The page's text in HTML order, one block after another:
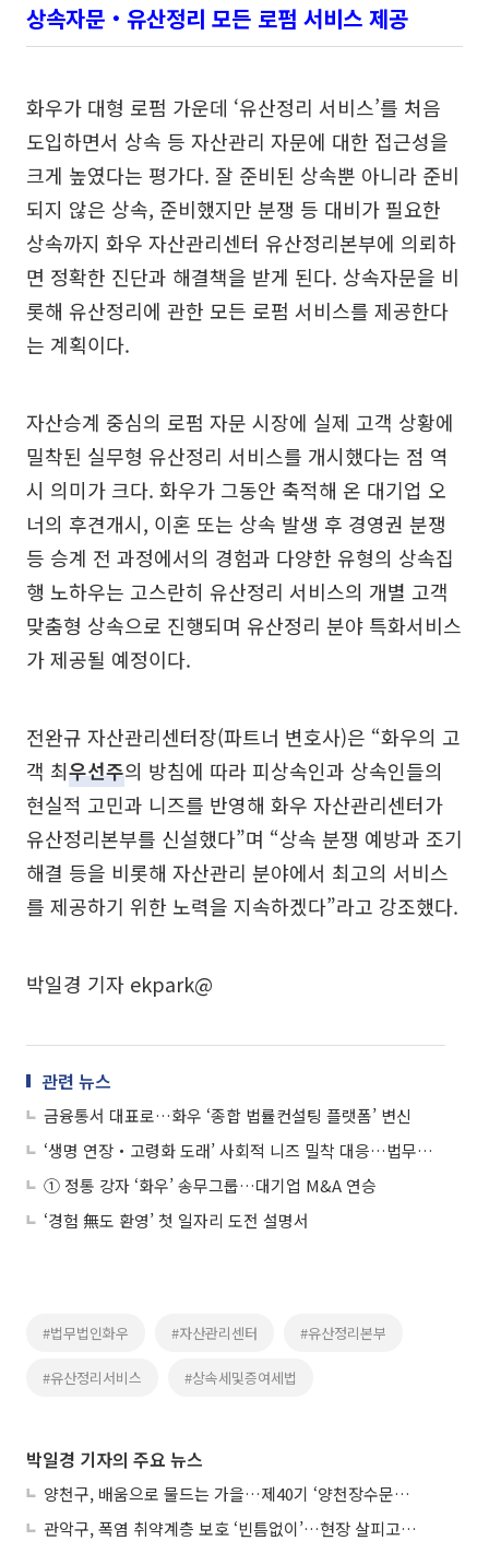
상속자문‧유산정리 모든 로펌 서비스 제공
화우가 대형 로펌 가운데 ‘유산정리 서비스’를 처음
도입하면서 상속 등 자산관리 자문에 대한 접근성을
크게 높였다는 평가다. 잘 준비된 상속뿐 아니라 준비
되지 않은 상속, 준비했지만 분쟁 등 대비가 필요한
상속까지 화우 자산관리센터 유산정리본부에 의뢰하
면 정확한 진단과 해결책을 받게 된다. 상속자문을 비
롯해 유산정리에 관한 모든 로펌 서비스를 제공한다
는 계획이다.
자산승계 중심의 로펌 자문 시장에 실제 고객 상황에
밀착된 실무형 유산정리 서비스를 개시했다는 점 역
시 의미가 크다. 화우가 그동안 축적해 온 대기업 오
너의 후견개시, 이혼 또는 상속 발생 후 경영권 분쟁
등 승계 전 과정에서의 경험과 다양한 유형의 상속집
행 노하우는 고스란히 유산정리 서비스의 개별 고객
맞춤형 상속으로 진행되며 유산정리 분야 특화서비스
가 제공될 예정이다.
전완규 자산관리센터장(파트너 변호사)은 “화우의 고
객 최우선주의 방침에 따라 피상속인과 상속인들의
현실적 고민과 니즈를 반영해 화우 자산관리센터가
유산정리본부를 신설했다”며 “상속 분쟁 예방과 조기
해결 등을 비롯해 자산관리 분야에서 최고의 서비스
를 제공하기 위한 노력을 지속하겠다”라고 강조했다.
박일경 기자 ekpark@
관련 뉴스
금융통서 대표로…화우 ‘종합 법률컨설팅 플랫폼’ 변신
‘생명 연장‧고령화 도래’ 사회적 니즈 밀착 대응…법무법인(유) 화우 ‘바이오헬스 센터’
① 정통 강자 ‘화우’ 송무그룹…대기업 M&A 연승
‘경험 無도 환영’ 첫 일자리 도전 설명서
#법무법인화우 #자산관리센터 #유산정리본부
#유산정리서비스 #상속세및증여세법
박일경 기자의 주요 뉴스
양천구, 배움으로 물드는 가을…제40기 ‘양천장수문화대학’ 수강생 모집
관악구, 폭염 취약계층 보호 ‘빈틈없이’…현장 살피고 지원 넓힌다